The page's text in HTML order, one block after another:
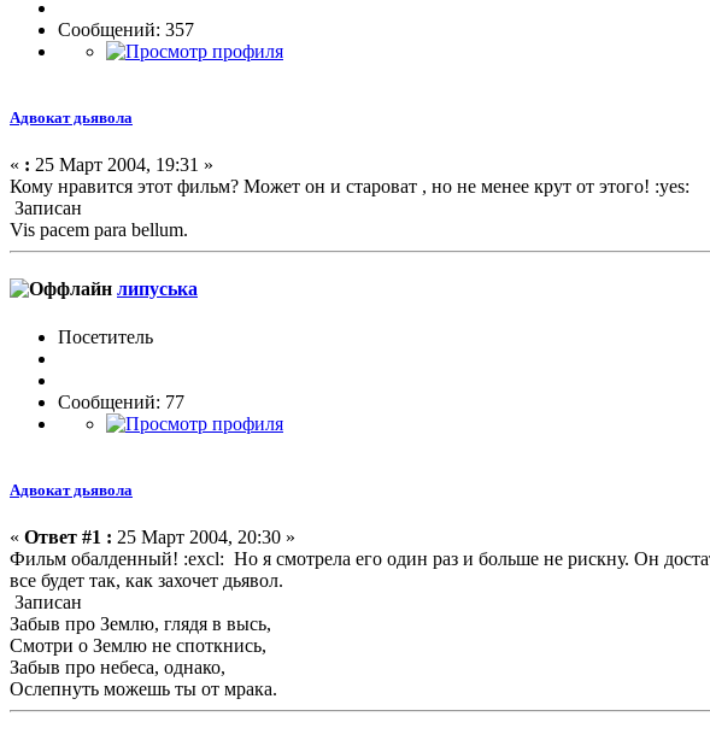
Сообщений: 357
Адвокат дьявола
« : 25 Март 2004, 19:31 »
Кому нравится этот фильм? Может он и староват , но не менее крут от этого! :yes:
Записан
Vis pacem para bellum.
липуська
Посетитель
Сообщений: 77
Адвокат дьявола
« Ответ #1 : 25 Март 2004, 20:30 »
Фильм обалденный! :excl: Но я смотрела его один раз и больше не рискну. Он
все будет так, как захочет дьявол.
Записан
Забыв про Землю, глядя в высь,
Смотри о Землю не споткнись,
Забыв про небеса, однако,
Ослепнуть можешь ты от мрака.